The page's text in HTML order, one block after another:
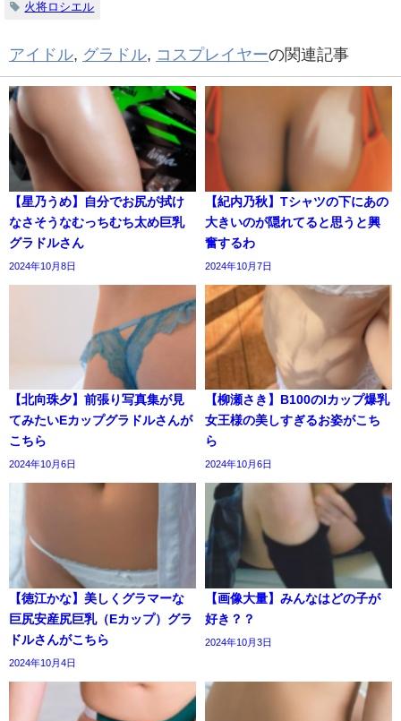
火将ロシエル
アイドル, グラドル, コスプレイヤーの関連記事
【星乃うめ】自分でお尻が拭け
なさそうなむっちむち太め巨乳
グラドルさん
2024年10月8日
【紀内乃秋】Tシャツの下にあの
大きいのが隠れてると思うと興
奮するわ
2024年10月7日
【北向珠夕】前張り写真集が見
てみたいEカップグラドルさんが
こちら
2024年10月6日
【柳瀬さき】B100のIカップ爆乳
女王様の美しすぎるお姿がこち
ら
2024年10月6日
【徳江かな】美しくグラマーな
巨尻安産尻巨乳（Eカップ）グラ
ドルさんがこちら
2024年10月4日
【画像大量】みんなはどの子が
好き？？
2024年10月3日